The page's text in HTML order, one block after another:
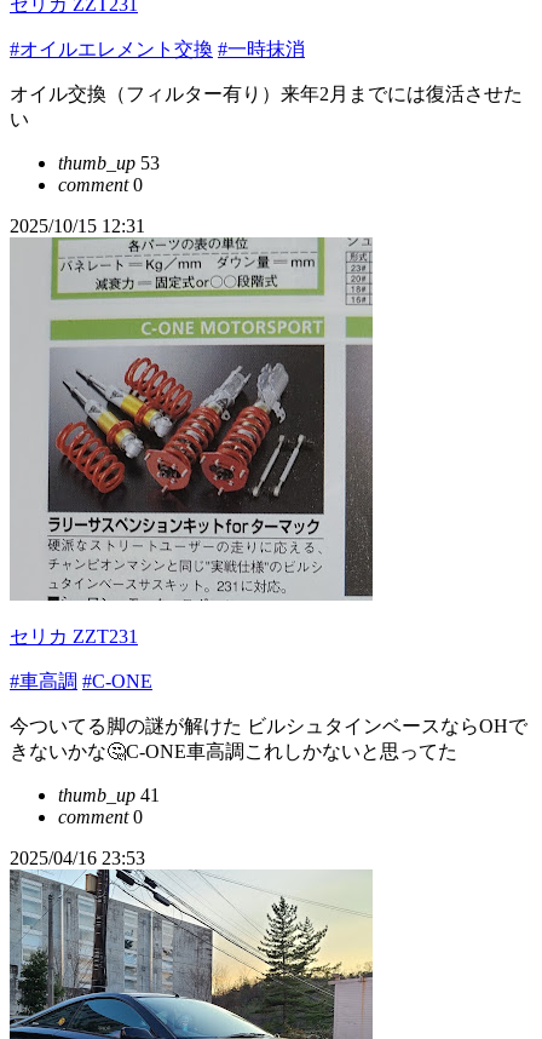
セリカ ZZT231
#オイルエレメント交換 #一時抹消
オイル交換（フィルター有り）来年2月までには復活させた
い
thumb_up 53
comment0
2025/10/15 12:31
セリカ ZZT231
#車高調 #C-ONE
今ついてる脚の謎が解けた ビルシュタインベースならOHで
きないかな🤔C-ONE車高調これしかないと思ってた
thumb_up 41
comment0
2025/04/16 23:53